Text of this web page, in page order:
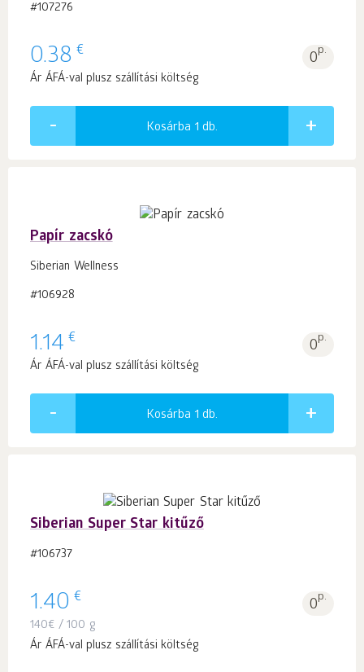
#107276
0.38 € 0p.
Ár ÁFÁ-val plusz szállítási költség
Kosárba 1 db.
Papír zacskó
Siberian Wellness
#106928
1.14 € 0p.
Ár ÁFÁ-val plusz szállítási költség
Kosárba 1 db.
Siberian Super Star kitűző
#106737
1.40 € 0p.
140€ / 100 g
Ár ÁFÁ-val plusz szállítási költség